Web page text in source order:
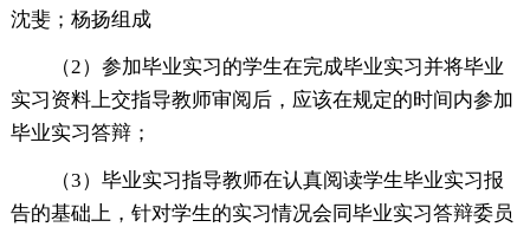
沈斐；杨扬组成
（2）参加毕业实习的学生在完成毕业实习并将毕业
实习资料上交指导教师审阅后，应该在规定的时间内参加
毕业实习答辩；
（3）毕业实习指导教师在认真阅读学生毕业实习报
告的基础上，针对学生的实习情况会同毕业实习答辩委员